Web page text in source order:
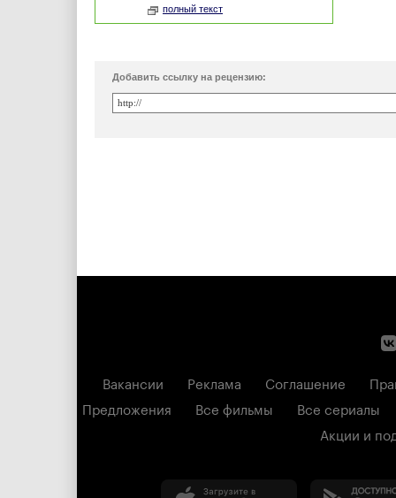
полный текст
Добавить ссылку на рецензию:
Вакансии Реклама Соглашение
Предложения
Все фильмы
Все сериалы
Акции и